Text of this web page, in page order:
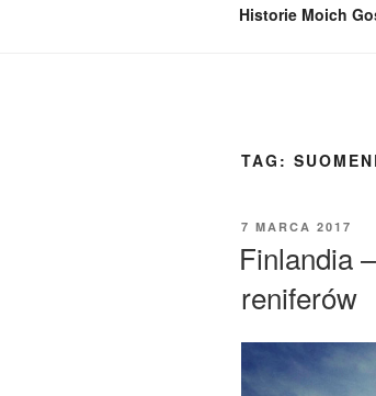
Historie Moich
TAG:
OPUBLIKOWANE
7 MARCA 2017
Finlandia
reniferów